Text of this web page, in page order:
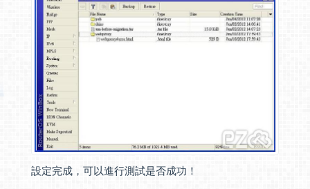
設定完成，可以進行測試是否成功！